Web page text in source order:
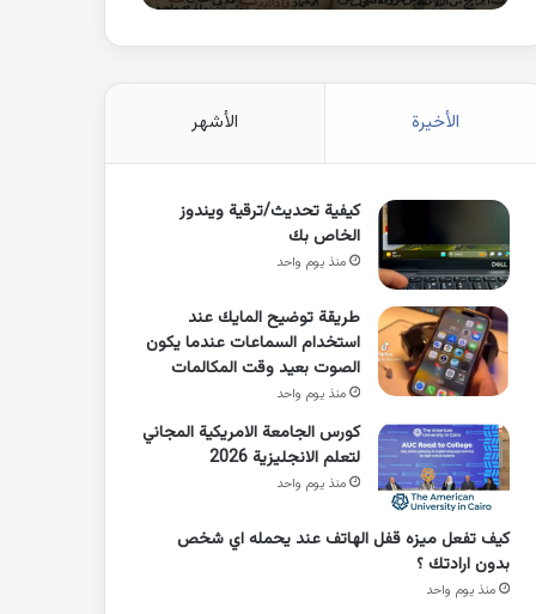
الأخيرة الأشهر
كيفية تحديث/ترقية ويندوز
الخاص بك
منذ يوم واحد
طريقة توضيح المايك عند
استخدام السماعات عندما يكون
الصوت بعيد وقت المكالمات
منذ يوم واحد
كورس الجامعة الامريكية المجاني
لتعلم الانجليزية 2026
منذ يوم واحد
كيف تفعل ميزه قفل الهاتف عند يحمله اي شخص
بدون ارادتك ؟
منذ يوم واحد